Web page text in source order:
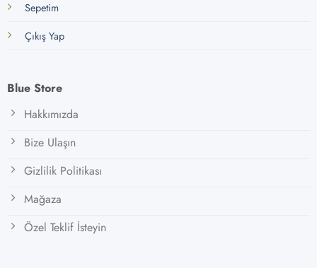
Sepetim
Çıkış Yap
Blue Store
Hakkımızda
Bize Ulaşın
Gizlilik Politikası
Mağaza
Özel Teklif İsteyin